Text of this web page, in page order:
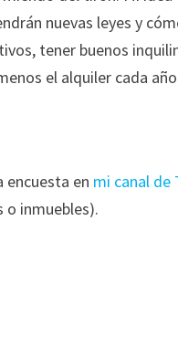
nuevas leyes y
tener buenos
el alquiler cada
encuesta en mi canal de
o inmuebles).